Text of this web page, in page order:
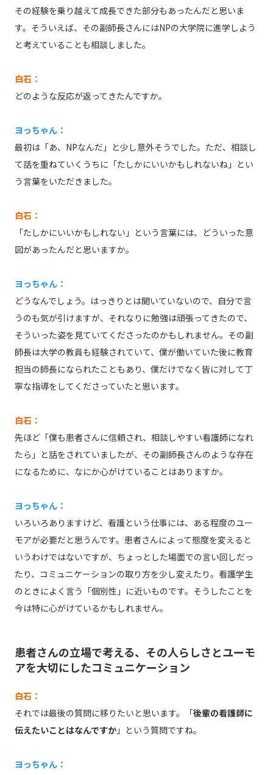
その経験を乗り越えて成長できた部分もあったんだと思いま
す。そういえば、その副師長さんにはNPの大学院に進学しよう
と考えていることも相談しました。
白石：
どのような反応が返ってきたんですか。
ヨっちゃん：
最初は「あ、NPなんだ」と少し意外そうでした。ただ、相談し
て話を重ねていくうちに「たしかにいいかもしれないね」とい
う言葉をいただきました。
白石：
「たしかにいいかもしれない」という言葉には、どういった意
図があったんだと思いますか。
ヨっちゃん：
どうなんでしょう。はっきりとは聞いていないので、自分で言
うのも気が引けますが、それなりに勉強は頑張ってきたので、
そういった姿を見ていてくださったのかもしれません。その副
師長は大学の教員も経験されていて、僕が働いていた後に教育
担当の師長になられたこともあり、僕だけでなく皆に対して丁
寧な指導をしてくださっていたと思います。
白石：
先ほど「僕も患者さんに信頼され、相談しやすい看護師になれ
たら」と話をされていましたが、その副師長さんのような存在
になるために、なにか心がけていることはありますか。
ヨっちゃん：
いろいろありますけど、看護という仕事には、ある程度のユー
モアが必要だと思うんです。患者さんによって態度を変えると
いうわけではないですが、ちょっとした場面での言い回しだっ
たり、コミュニケーションの取り方を少し変えたり。看護学生
のときによく言う「個別性」に近いものです。そうしたことを
今は特に心がけているかもしれません。
患者さんの立場で考える、その人らしさとユーモ
アを大切にしたコミュニケーション
白石：
それでは最後の質問に移りたいと思います。「後輩の看護師に
伝えたいことはなんですか」という質問ですね。
ヨっちゃん：